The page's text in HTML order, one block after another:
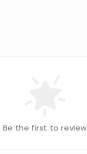
Be the first to review